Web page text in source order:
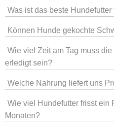
Was ist das beste
Können Hunde gekochte
Wie viel Zeit am Tag muss
erledigt sein?
Welche Nahrung liefert uns
Wie viel Hundefutter frisst ein
Monaten?